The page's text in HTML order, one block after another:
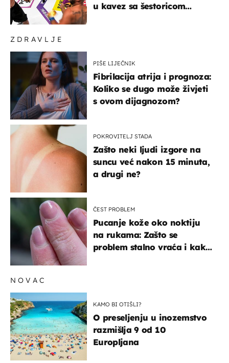
ZDRAVLJE
PIŠE LIJEČNIK
Fibrilacija atrija i prognoza:
Koliko se dugo može živjeti
s ovom dijagnozom?
POKROVITELJ STADA
Zašto neki ljudi izgore na
suncu već nakon 15 minuta,
a drugi ne?
ČEST PROBLEM
Pucanje kože oko noktiju
na rukama: Zašto se
problem stalno vraća i kako
u kavez sa šestoricom
NOVAC
KAMO BI OTIŠLI?
O preseljenju u inozemstvo
razmišlja 9 od 10
Europljana